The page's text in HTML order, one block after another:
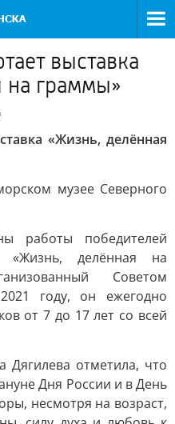
выставка
на граммы»
«Жизнь, делённая
музее Северного
работы победителей
«Жизнь, делённая на
Советом
году, он ежегодно
от 7 до 17 лет со всей
Дягилева отметила, что
Дня России и в День
несмотря на возраст,